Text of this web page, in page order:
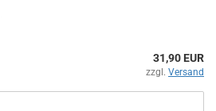
31,90 EUR
zzgl. Versand